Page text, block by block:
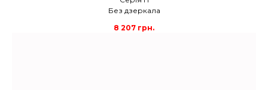
Без дзеркала
8 207 грн.